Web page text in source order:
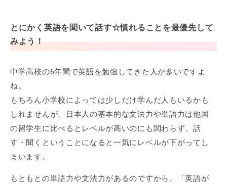
とにかく英語を聞いて話す☆慣れることを最優先して
みよう！
中学高校の6年間で英語を勉強してきた人が多いですよ
ね。
もちろん小学校によっては少しだけ学んだ人もいるかも
しれませんが、日本人の基本的な文法力や単語力は他国
の留学生に比べるとレベルが高いのにも関わらず、話
す・聞くということになると一気にレベルが下がってし
まいます。
もともとの単語力や文法力があるのですから、「英語が